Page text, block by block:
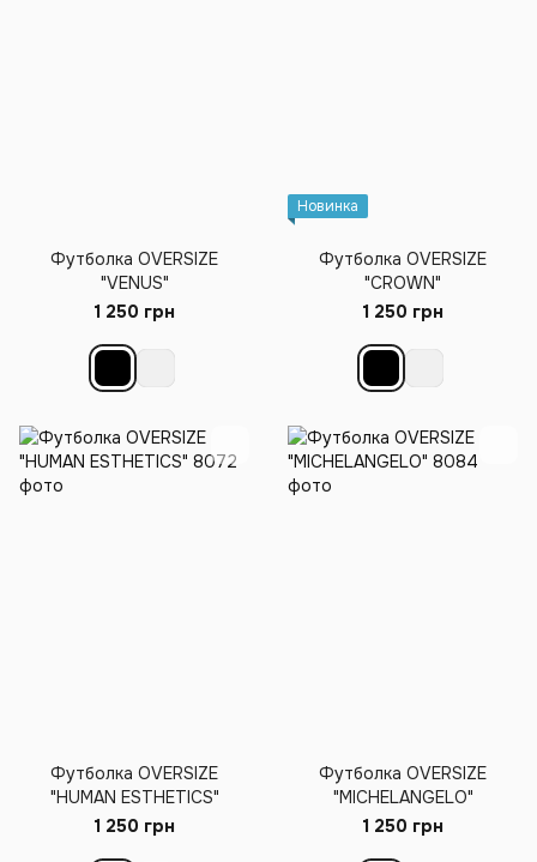
Футболка OVERSIZE
"VENUS"
1 250 грн
Новинка
Футболка OVERSIZE
"CROWN"
1 250 грн
Футболка OVERSIZE
"HUMAN ESTHETICS"
1 250 грн
Футболка OVERSIZE
"MICHELANGELO"
1 250 грн